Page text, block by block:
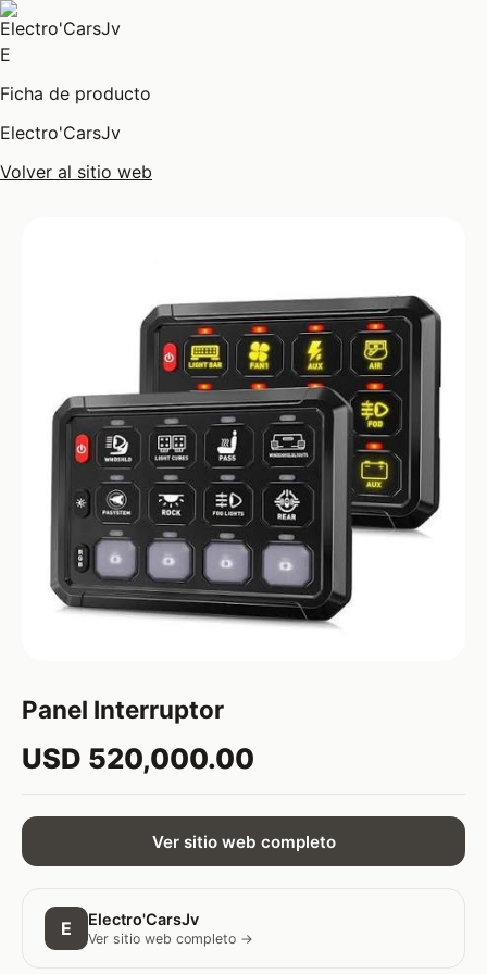
E
Ficha de producto
Electro'CarsJv
Volver al sitio web
Panel Interruptor
USD 520,000.00
Ver sitio web completo
E Electro'CarsJv
Ver sitio web completo →